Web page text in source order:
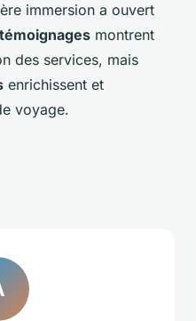
immersion a ouvert
témoignages montrent
des services, mais
enrichissent et
voyage.